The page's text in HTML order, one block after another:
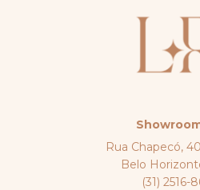
Rua Chapecó,
Belo
(31) 2516-